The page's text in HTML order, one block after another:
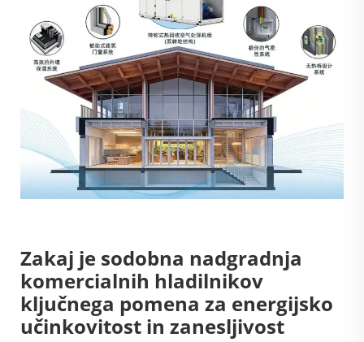
Zakaj je sodobna nadgradnja
komercialnih hladilnikov
ključnega pomena za energijsko
učinkovitost in zanesljivost